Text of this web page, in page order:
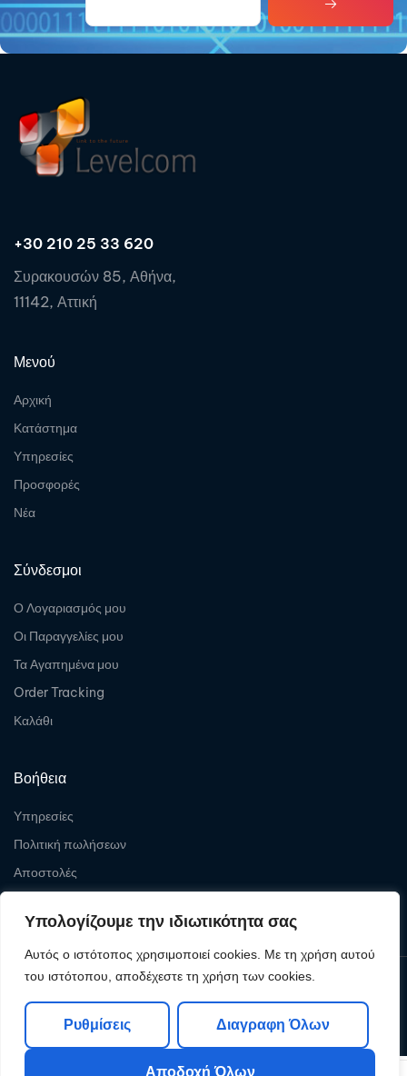
Υπολογίζουμε την ιδιωτικότητα σας
Αυτός ο ιστότοπος χρησιμοποιεί cookies. Με τη χρήση αυτού
του ιστότοπου, αποδέχεστε τη χρήση των cookies.
Ρυθμίσεις Διαγραφη Όλων
Αποδοχή Όλων
+30 210 25 33 620
Συρακουσών 85, Αθήνα,
11142, Αττική
Μενού
Αρχική
Κατάστημα
Υπηρεσίες
Προσφορές
Νέα
Σύνδεσμοι
Ο Λογαριασμός μου
Οι Παραγγελίες μου
Τα Αγαπημένα μου
Order Tracking
Καλάθι
Βοήθεια
Υπηρεσίες
Πολιτική πωλήσεων
Αποστολές
Copyright © 2026Levelcom| Powered by Levelcom